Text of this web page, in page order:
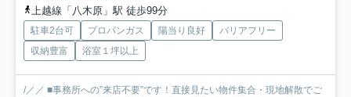
上越線「八木原」駅 徒歩99分
駐車2台可 プロパンガス 陽当り良好
バリアフリー
収納豊富
浴室１坪以上
/／／ ■事務所への”来店不要”です！直接見たい物件集合・現地解散でご